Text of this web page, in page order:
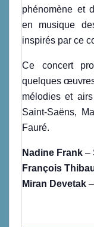
phénomène et
en musique
inspirés par ce
Ce concert
quelques
mélodies et
Saint-Saëns,
Fauré.
Nadine Frank –
François
Miran Devetak